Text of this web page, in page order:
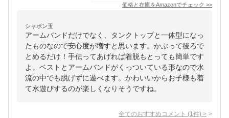
価格と在庫をAmazonでチェック >>
シャボン玉
アームバンドだけでなく、タンクトップと一体型になっ
たものなので安心度が増すと思います。かぶって後ろで
とめるだけ！手伝ってあげれば着脱もとっても簡単です
よ。ベストとアームバンドがくっついている形なので水
流の中でも脱げずに遊べます。かわいいからお子様も着
て水遊びするのが楽しくなりそうですね。
全てのおすすめコメント (1 件) >